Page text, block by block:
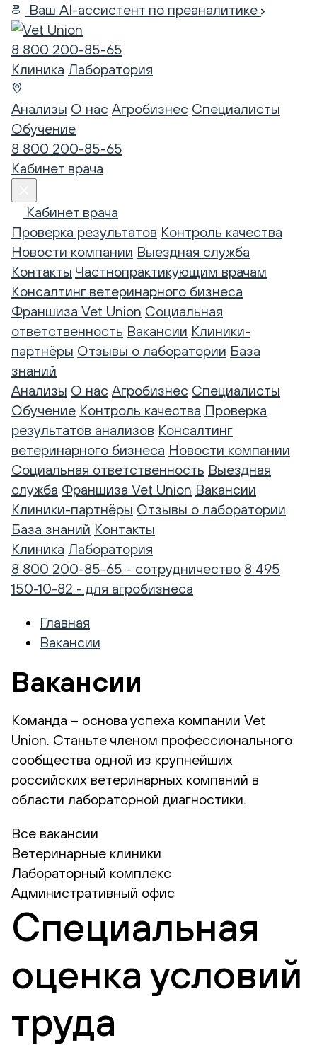
Ваш AI-ассистент по преаналитике
8 800 200-85-65
Клиника Лаборатория
Анализы О нас Агробизнес Специалисты
Обучение
8 800 200-85-65
Кабинет врача
Кабинет врача
Проверка результатов Контроль качества
Новости компании Выездная служба
Контакты Частнопрактикующим врачам
Консалтинг ветеринарного бизнеса
Франшиза Vet Union Социальная
ответственность Вакансии Клиники-
партнёры Отзывы о лаборатории База
знаний
Анализы О нас Агробизнес Специалисты
Обучение Контроль качества Проверка
результатов анализов Консалтинг
ветеринарного бизнеса Новости компании
Социальная ответственность Выездная
служба Франшиза Vet Union Вакансии
Клиники-партнёры Отзывы о лаборатории
База знаний Контакты
Клиника Лаборатория
8 800 200-85-65 - сотрудничество 8 495
150-10-82 - для агробизнеса
Главная
Вакансии
Вакансии
Команда – основа успеха компании Vet
Union. Станьте членом профессионального
сообщества одной из крупнейших
российских ветеринарных компаний в
области лабораторной диагностики.
Все вакансии
Ветеринарные клиники
Лабораторный комплекс
Административный офис
Специальная
оценка условий
труда